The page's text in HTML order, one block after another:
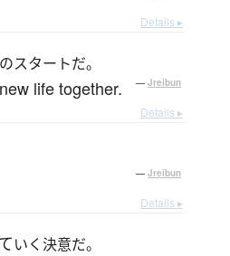
Details ▸
スタートだ。
life together. — Jreibun
Details ▸
— Jreibun
Details ▸
いく決意だ。